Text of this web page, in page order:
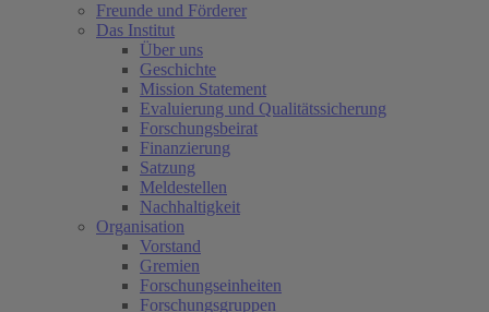
Freunde und Förderer
Das Institut
Über uns
Geschichte
Mission Statement
Evaluierung und Qualitätssicherung
Forschungsbeirat
Finanzierung
Satzung
Meldestellen
Nachhaltigkeit
Organisation
Vorstand
Gremien
Forschungseinheiten
Forschungsgruppen